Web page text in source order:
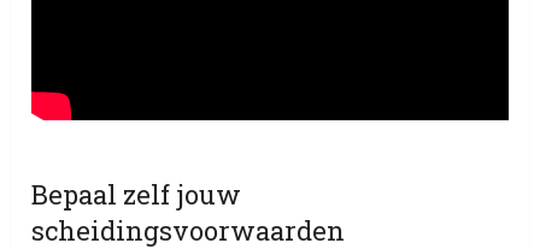
Bepaal zelf jouw
scheidingsvoorwaarden